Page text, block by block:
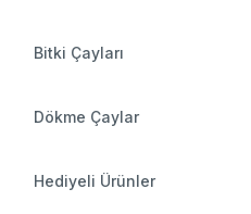
Bitki Çayları
Dökme Çaylar
Hediyeli Ürünler